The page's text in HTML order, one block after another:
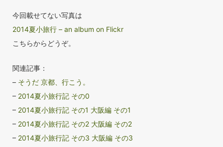
今回載せてない写真は
2014夏小旅行 – an album on Flickr
こちらからどうぞ。
関連記事：
– そうだ 京都、行こう。
– 2014夏小旅行記 その0
– 2014夏小旅行記 その1 大阪編 その1
– 2014夏小旅行記 その2 大阪編 その2
– 2014夏小旅行記 その3 大阪編 その3